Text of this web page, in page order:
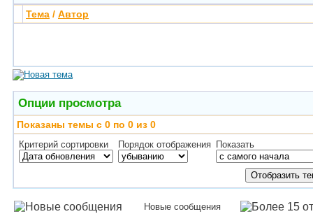
Тема / Автор
Опции просмотра
Показаны темы с 0 по 0 из 0
Критерий сортировки Порядок отображения Показать
Новые сообщения